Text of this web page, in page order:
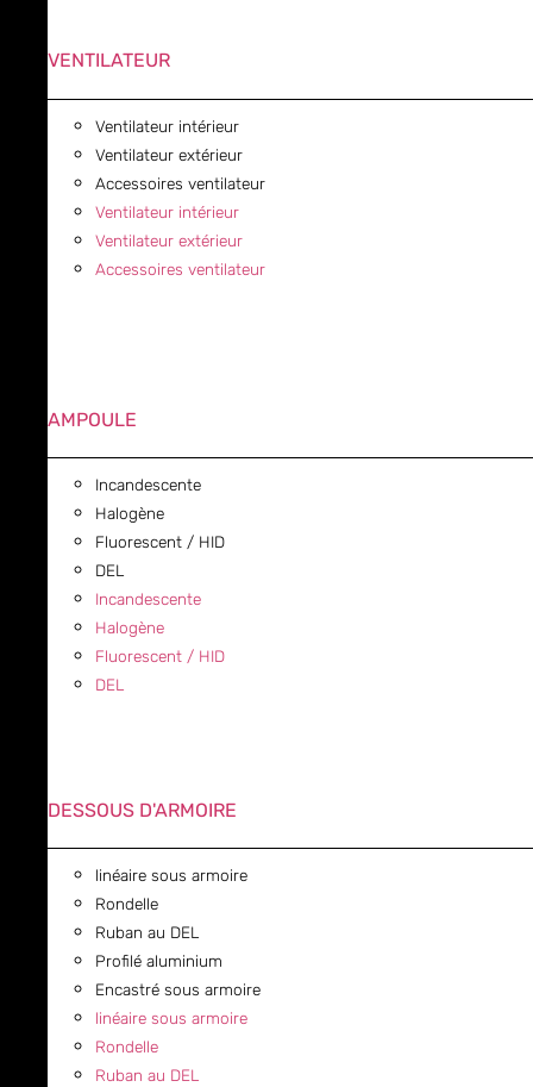
VENTILATEUR
Ventilateur intérieur
Ventilateur extérieur
Accessoires ventilateur
Ventilateur intérieur
Ventilateur extérieur
Accessoires ventilateur
AMPOULE
Incandescente
Halogène
Fluorescent / HID
DEL
Incandescente
Halogène
Fluorescent / HID
DEL
DESSOUS D'ARMOIRE
linéaire sous armoire
Rondelle
Ruban au DEL
Profilé aluminium
Encastré sous armoire
linéaire sous armoire
Rondelle
Ruban au DEL